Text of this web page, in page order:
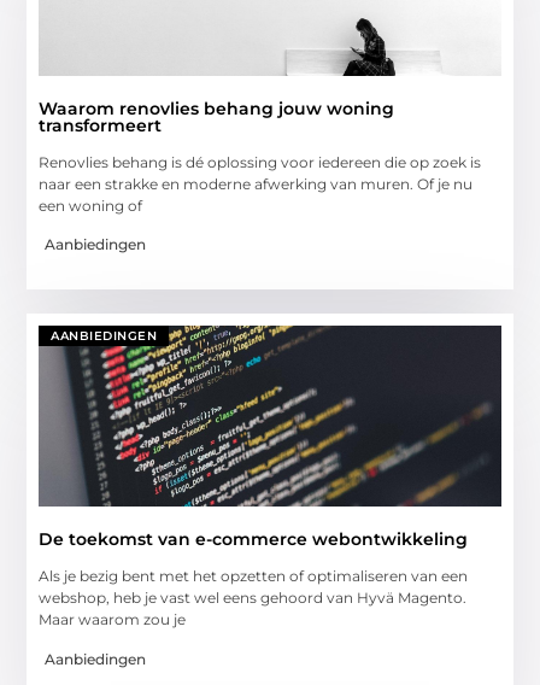
Waarom renovlies behang jouw woning
transformeert
Renovlies behang is dé oplossing voor iedereen die op zoek is
naar een strakke en moderne afwerking van muren. Of je nu
een woning of
Aanbiedingen
AANBIEDINGEN
De toekomst van e-commerce webontwikkeling
Als je bezig bent met het opzetten of optimaliseren van een
webshop, heb je vast wel eens gehoord van Hyvä Magento.
Maar waarom zou je
Aanbiedingen